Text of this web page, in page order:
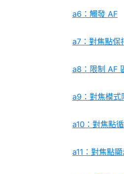
a6：觸發 AF
a7：對焦點保
a8：限制 AF
a9：對焦模式
a10：對焦點
a11：對焦點